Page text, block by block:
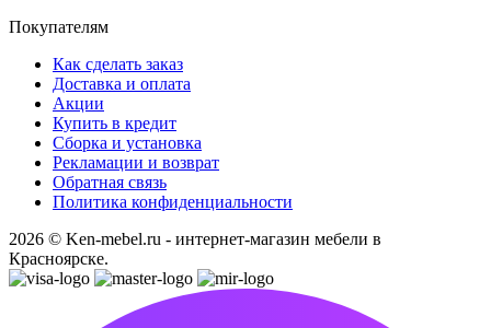
Покупателям
Как сделать заказ
Доставка и оплата
Акции
Купить в кредит
Сборка и установка
Рекламации и возврат
Обратная связь
Политика конфиденциальности
2026 © Ken-mebel.ru - интернет-магазин мебели в
Красноярске.